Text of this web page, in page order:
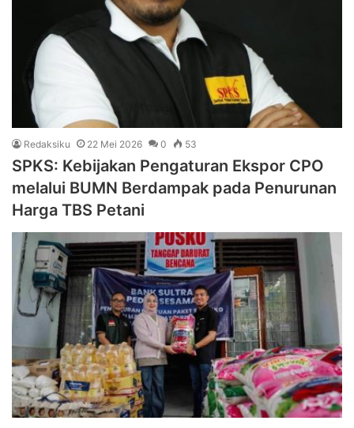
Redaksiku 22 Mei 2026 0 53
SPKS: Kebijakan Pengaturan Ekspor CPO
melalui BUMN Berdampak pada Penurunan
Harga TBS Petani